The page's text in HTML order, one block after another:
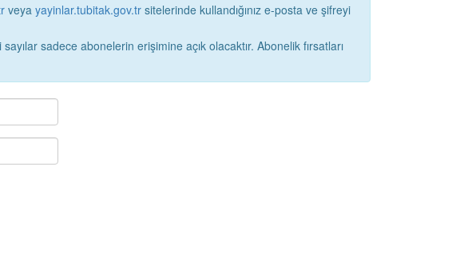
veya yayinlar.tubitak.gov.tr
abonelerin erişimine açık olacaktır. Abonelik fırsatları